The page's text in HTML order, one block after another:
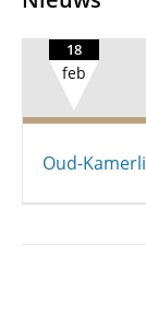
18
feb
Oud-